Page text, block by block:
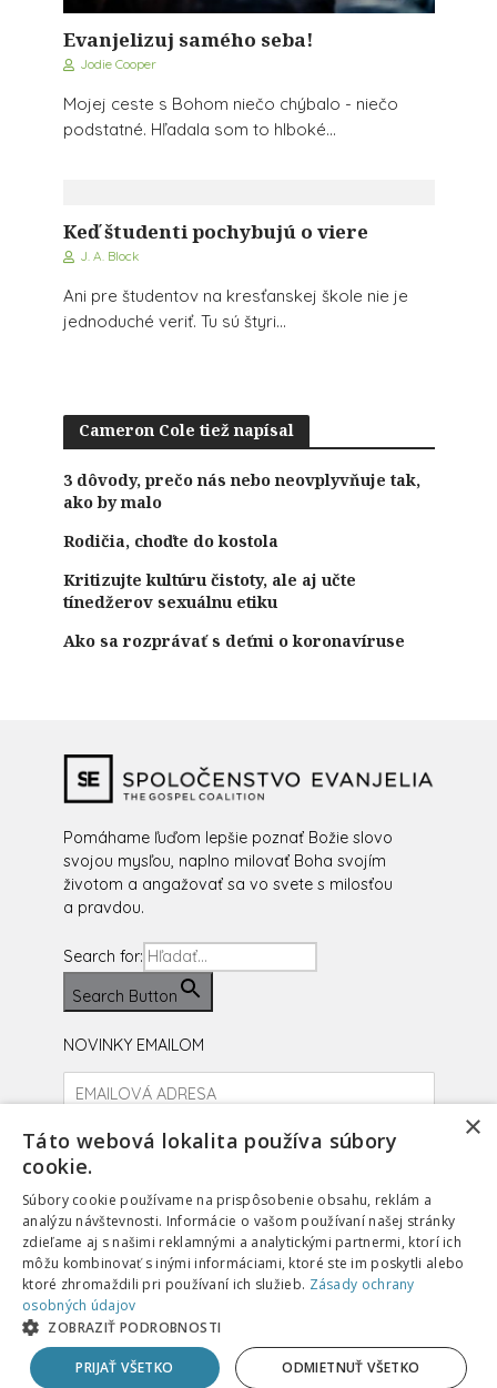
Evanjelizuj samého seba!
Jodie Cooper
Mojej ceste s Bohom niečo chýbalo - niečo
podstatné. Hľadala som to hlboké...
Keď študenti pochybujú o viere
J. A. Block
Ani pre študentov na kresťanskej škole nie je
jednoduché veriť. Tu sú štyri...
Cameron Cole tiež napísal
3 dôvody, prečo nás nebo neovplyvňuje tak,
ako by malo
Rodičia, choďte do kostola
Kritizujte kultúru čistoty, ale aj učte
tínedžerov sexuálnu etiku
Ako sa rozprávať s deťmi o koronavíruse
Pomáhame ľuďom lepšie poznať Božie slovo
svojou mysľou, naplno milovať Boha svojím
životom a angažovať sa vo svete s milosťou
a pravdou.
Search for:
Search Button
NOVINKY EMAILOM
Prihlásiť sa
facebook instagram youtube
PODPORIŤ SUPPORT
OCHRANA OSOBNÝCH ÚDAJOV
Copyright ©2026 Spoločenstvo evanjelia.
Všetky práva vyhradené.
info[at]se.sk
×
Táto webová lokalita používa súbory
cookie.
Súbory cookie používame na prispôsobenie obsahu, reklám a
analýzu návštevnosti. Informácie o vašom používaní našej stránky
zdieľame aj s našimi reklamnými a analytickými partnermi, ktorí ich
môžu kombinovať s inými informáciami, ktoré ste im poskytli alebo
ktoré zhromaždili pri používaní ich služieb. Zásady ochrany
osobných údajov
ZOBRAZIŤ PODROBNOSTI
PRIJAŤ VŠETKO ODMIETNUŤ VŠETKO